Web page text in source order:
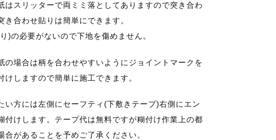
はスリッターで両ミミ落としてありますので突き合わ
き合わせ貼りは簡単にできます。
)の必要がないので下地を傷めません。
の場合は柄を合わせやすいようにジョイントマークを
けしますので簡単に施工できます。
い方には左側にセーフティ(下敷きテープ)右側にエン
付けします。テープ代は無料ですが糊付け作業上の都
合があることを予めご了承ください。